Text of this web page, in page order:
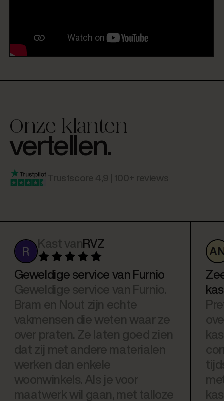
Onze klanten
vertellen.
Trustscore 4,9 | 100+ reviews
Kast vanRVZ
Geweldige service van Furnio
Geweldige service van Furnio.
Bram en Nout zijn echte
vakmensen die weten waar ze
over praten. Ze laten goed zien
dat zij met andere materialen
werken dan enkele
woonwinkels. Als je voor
maatwerk wil gaan, met talloze